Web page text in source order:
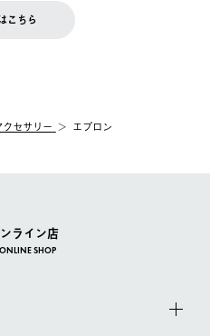
、お客様ご負担とさせていただ
、ご希望商品を再注文してくだ
員マイページ内 購入履歴画面に
こちら
クセサリー エプロン
ライン店
SHOP